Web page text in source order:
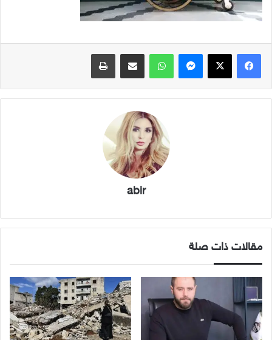
فيسبوك X ماسنجر واتساب مشاركة عبر البريد طباعة
abir
مقالات ذات صلة